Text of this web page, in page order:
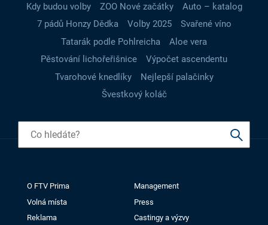
Kdy budou volby
ZOO Nové začátky
Auto – katalog
7 pádů Honzy Dědka
Volby 2025
Svařené víno
Tatarák podle Pohlreicha
Aloe vera
Pěstování lichořeřišnice
Výpočet ascendentu
Tvarohové knedlíky
Nejlepší palačinky
Švestkový koláč
O FTV Prima
Management
Volná místa
Press
Reklama
Castingy a výzvy